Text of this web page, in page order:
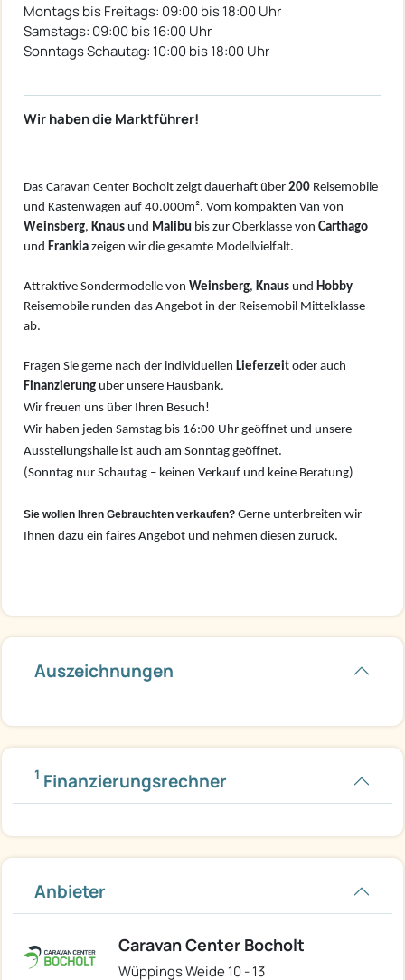
Montags bis Freitags: 09:00 bis 18:00 Uhr
Samstags: 09:00 bis 16:00 Uhr
Sonntags Schautag: 10:00 bis 18:00 Uhr
Wir haben die Marktführer!
Das Caravan Center Bocholt zeigt dauerhaft über 200 Reisemobile
und Kastenwagen auf 40.000m². Vom kompakten Van von
Weinsberg, Knaus und Malibu bis zur Oberklasse von Carthago
und Frankia zeigen wir die gesamte Modellvielfalt.
Attraktive Sondermodelle von Weinsberg, Knaus und Hobby
Reisemobile runden das Angebot in der Reisemobil Mittelklasse
ab.
Fragen Sie gerne nach der individuellen Lieferzeit oder auch
Finanzierung über unsere Hausbank.
Wir freuen uns über Ihren Besuch!
Wir haben jeden Samstag bis 16:00 Uhr geöffnet und unsere
Ausstellungshalle ist auch am Sonntag geöffnet.
(Sonntag nur Schautag – keinen Verkauf und keine Beratung)
Sie wollen Ihren Gebrauchten verkaufen? Gerne unterbreiten wir
Ihnen dazu ein faires Angebot und nehmen diesen zurück.
Auszeichnungen
1 Finanzierungsrechner
Anbieter
Caravan Center Bocholt
Wüppings Weide 10 - 13